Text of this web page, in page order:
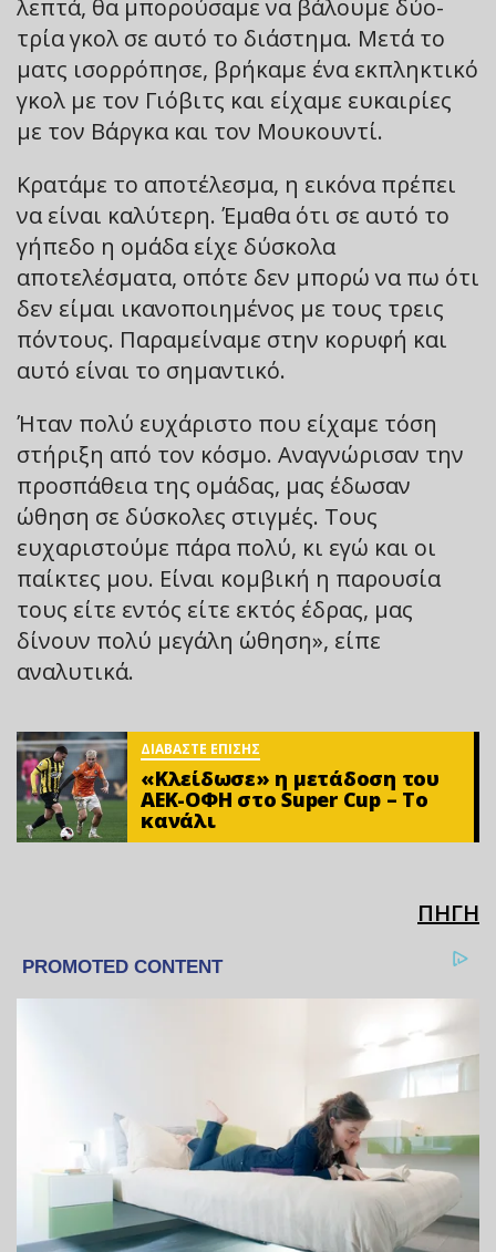
λεπτά, θα μπορούσαμε να βάλουμε δύο-
τρία γκολ σε αυτό το διάστημα. Μετά το
ματς ισορρόπησε, βρήκαμε ένα εκπληκτικό
γκολ με τον Γιόβιτς και είχαμε ευκαιρίες
με τον Βάργκα και τον Μουκουντί.
Κρατάμε το αποτέλεσμα, η εικόνα πρέπει
να είναι καλύτερη. Έμαθα ότι σε αυτό το
γήπεδο η ομάδα είχε δύσκολα
αποτελέσματα, οπότε δεν μπορώ να πω ότι
δεν είμαι ικανοποιημένος με τους τρεις
πόντους. Παραμείναμε στην κορυφή και
αυτό είναι το σημαντικό.
Ήταν πολύ ευχάριστο που είχαμε τόση
στήριξη από τον κόσμο. Αναγνώρισαν την
προσπάθεια της ομάδας, μας έδωσαν
ώθηση σε δύσκολες στιγμές. Τους
ευχαριστούμε πάρα πολύ, κι εγώ και οι
παίκτες μου. Είναι κομβική η παρουσία
τους είτε εντός είτε εκτός έδρας, μας
δίνουν πολύ μεγάλη ώθηση», είπε
αναλυτικά.
ΔΙΑΒΑΣΤΕ ΕΠΙΣΗΣ
«Κλείδωσε» η μετάδοση του
ΑΕΚ-ΟΦΗ στο Super Cup – Το
κανάλι
ΠΗΓΗ